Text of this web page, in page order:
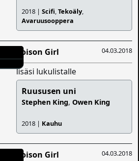
2018 |Scifi,Tekoäly,
Avaruusooppera
04.03.2018
Poison Girl
lisäsi lukulistalle
Ruususen uni
Stephen King,Owen King
2018 | Kauhu
04.03.2018
Poison Girl